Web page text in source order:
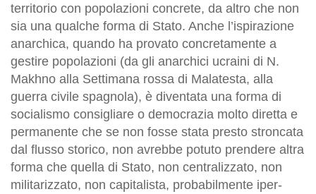
territorio con popolazioni concrete, da altro che non
sia una qualche forma di Stato. Anche l’ispirazione
anarchica, quando ha provato concretamente a
gestire popolazioni (da gli anarchici ucraini di N.
Makhno alla Settimana rossa di Malatesta, alla
guerra civile spagnola), è diventata una forma di
socialismo consigliare o democrazia molto diretta e
permanente che se non fosse stata presto stroncata
dal flusso storico, non avrebbe potuto prendere altra
forma che quella di Stato, non centralizzato, non
militarizzato, non capitalista, probabilmente iper-